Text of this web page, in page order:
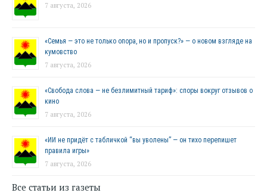
7 августа, 2026
«Семья — это не только опора, но и пропуск?» — о новом взгляде на
кумовство
7 августа, 2026
«Свобода слова — не безлимитный тариф»: споры вокруг отзывов о
кино
7 августа, 2026
«ИИ не придёт с табличкой “вы уволены” — он тихо перепишет
правила игры»
7 августа, 2026
Все статьи из газеты